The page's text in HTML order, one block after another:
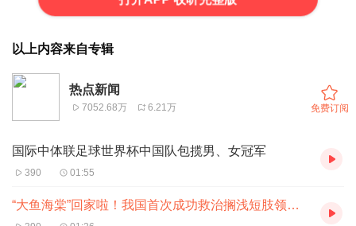
以上内容来自专辑
热点新闻
7052.68万 6.21万 免费订阅
国际中体联足球世界杯中国队包揽男、女冠军
390 01:55
“大鱼海棠”回家啦！我国首次成功救治搁浅短肢领航鲸